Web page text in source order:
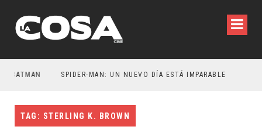
BATMAN SPIDER-MAN: UN NUEVO DÍA ESTÁ IMPARABLE
TAG: STERLING K. BROWN